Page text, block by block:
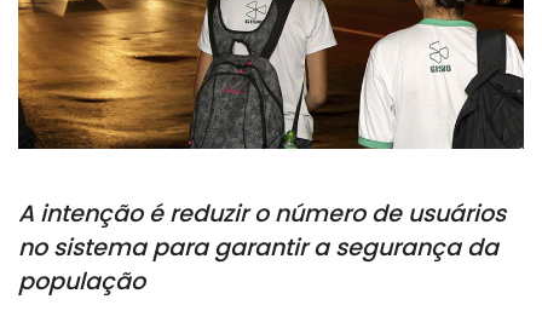
A intenção é reduzir o número de usuários
no sistema para garantir a segurança da
população